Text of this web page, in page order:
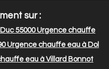
sur :
55000Urgence chauffe
Urgence chauffe eau à Dol
eau à Villard Bonnot